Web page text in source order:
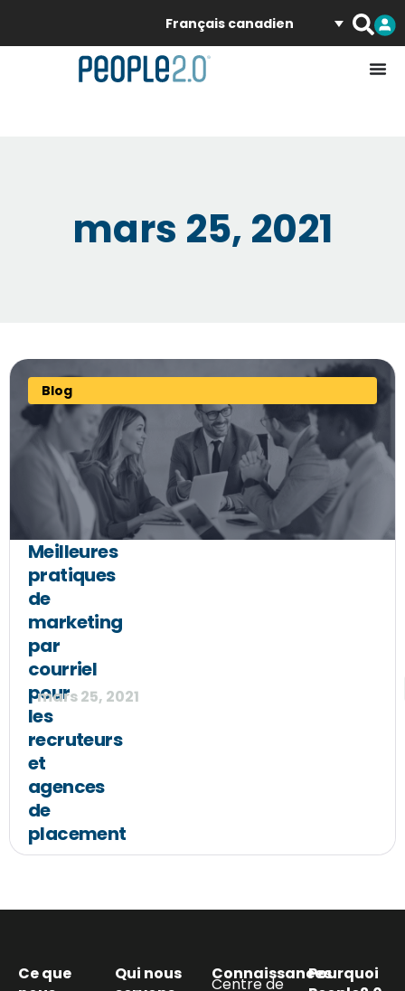
Français canadien
mars 25, 2021
Blog
Meilleures
pratiques
de
marketing
par
courriel
pour
les
recruteurs
et
agences
de
placement
mars 25, 2021
Ce que
Qui nous
Connaissances
Centre de
Pourquoi